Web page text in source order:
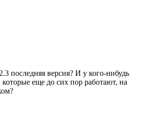
последняя версия? И у кого-нибудь
которые еще до сих пор работают, на